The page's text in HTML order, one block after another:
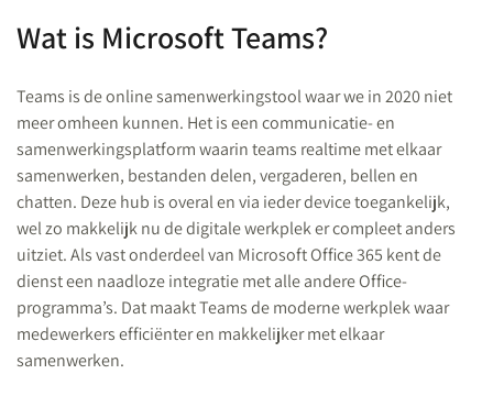
Wat is Microsoft Teams?
Teams is de online samenwerkingstool waar we in 2020 niet
meer omheen kunnen. Het is een communicatie- en
samenwerkingsplatform waarin teams realtime met elkaar
samenwerken, bestanden delen, vergaderen, bellen en
chatten. Deze hub is overal en via ieder device toegankelijk,
wel zo makkelijk nu de digitale werkplek er compleet anders
uitziet. Als vast onderdeel van Microsoft Office 365 kent de
dienst een naadloze integratie met alle andere Office-
programma’s. Dat maakt Teams de moderne werkplek waar
medewerkers efficiënter en makkelijker met elkaar
samenwerken.